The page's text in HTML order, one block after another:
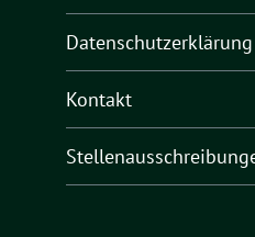
Datenschutzerklärung
Kontakt